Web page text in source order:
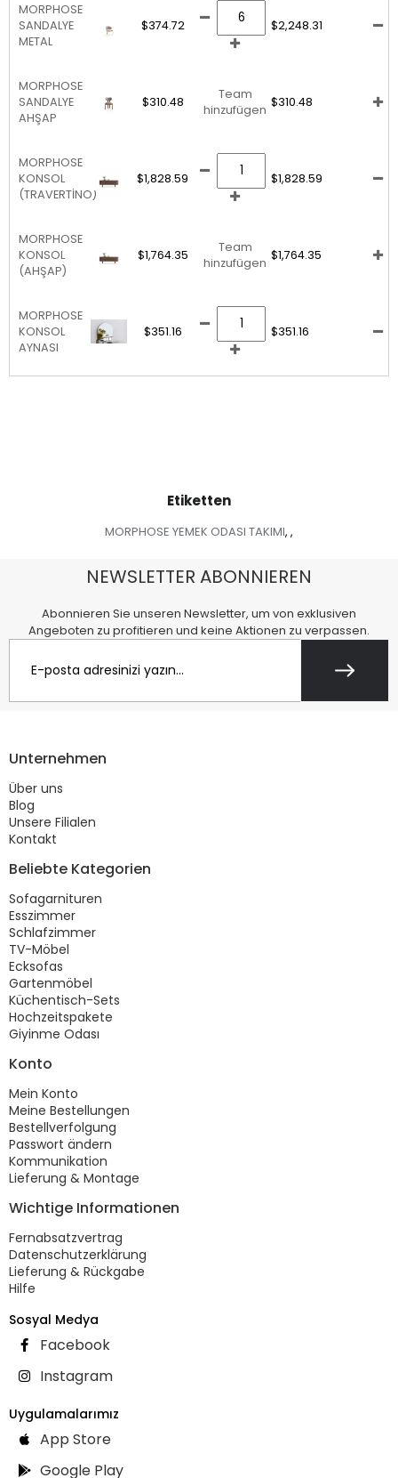
MORPHOSE
SANDALYE
METAL
$374.72 $2,248.31
MORPHOSE
SANDALYE
AHŞAP
$310.48
Team
hinzufügen
$310.48
MORPHOSE
KONSOL
(TRAVERTİNO)
$1,828.59 $1,828.59
MORPHOSE
KONSOL
(AHŞAP)
$1,764.35
Team
hinzufügen
$1,764.35
MORPHOSE
KONSOL
AYNASI
$351.16 $351.16
Etiketten
MORPHOSE YEMEK ODASI TAKIMI, ,
NEWSLETTER ABONNIEREN
Abonnieren Sie unseren Newsletter, um von exklusiven
Angeboten zu profitieren und keine Aktionen zu verpassen.
Unternehmen
Über uns
Blog
Unsere Filialen
Kontakt
Beliebte Kategorien
Sofagarnituren
Esszimmer
Schlafzimmer
TV-Möbel
Ecksofas
Gartenmöbel
Küchentisch-Sets
Hochzeitspakete
Giyinme Odası
Konto
Mein Konto
Meine Bestellungen
Bestellverfolgung
Passwort ändern
Kommunikation
Lieferung & Montage
Wichtige Informationen
Fernabsatzvertrag
Datenschutzerklärung
Lieferung & Rückgabe
Hilfe
Sosyal Medya
Facebook
Instagram
Uygulamalarımız
App Store
Google Play